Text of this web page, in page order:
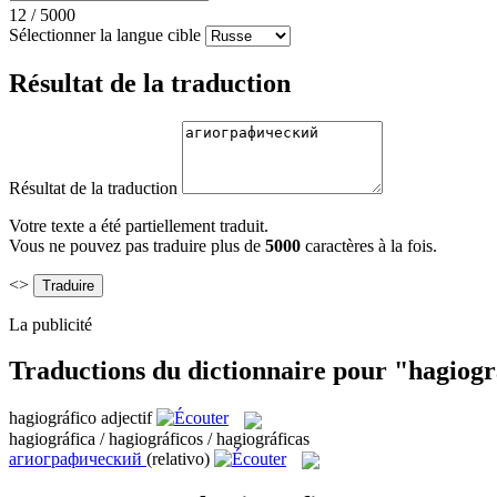
12 / 5000
Sélectionner la langue cible
Résultat de la traduction
Résultat de la traduction
Votre texte a été partiellement traduit.
Vous ne pouvez pas traduire plus de 5000 caractères à la fois.
<>
La publicité
Traductions du dictionnaire pour
hagiográfico adjectif
hagiográfica / hagiográficos / hagiográficas
агиографический (relativo)